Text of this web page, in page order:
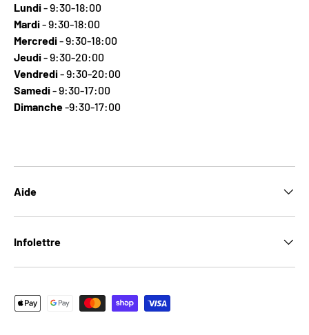
Lundi- 9:30-18:00
Mardi- 9:30-18:00
Mercredi- 9:30-18:00
Jeudi- 9:30-20:00
Vendredi- 9:30-20:00
Samedi- 9:30-17:00
Dimanche-9:30-17:00
Aide
Infolettre
Moyens de paiement acceptés